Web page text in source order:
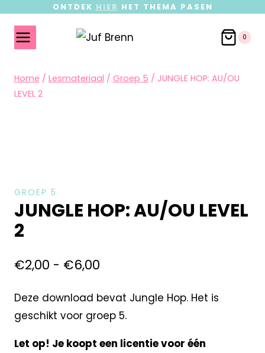
ONTDEK HIER HET THEMA PASEN
0
Home / Lesmateriaal / Groep 5 / JUNGLE HOP: AU/OU
LEVEL 2
GROEP 5
JUNGLE HOP: AU/OU LEVEL
2
€2,00 - €6,00
Deze download bevat Jungle Hop. Het is
geschikt voor groep 5.
Let op! Je koopt een licentie voor één